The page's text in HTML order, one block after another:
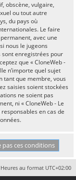
obscène, vulgaire,
ou tout autre
du pays où
Le faire
avec une
nous le jugeons
sont enregistrées pour
que « CloneWeb -
n’importe quel sujet
tant que membre, vous
saisies soient stockées
ne soient pas
ni « CloneWeb - Le
en cas de
Heures au format UTC+02:00